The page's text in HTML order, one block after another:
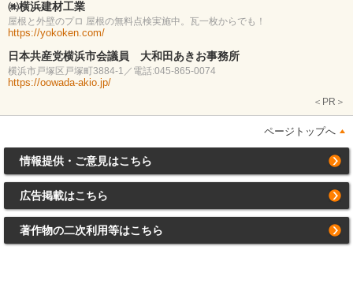
㈱横浜建材工業
屋根と外壁のプロ 屋根の無料点検実施中。瓦一枚からでも！
https://yokoken.com/
日本共産党横浜市会議員 大和田あきお事務所
横浜市戸塚区戸塚町3884-1／電話:045-865-0074
https://oowada-akio.jp/
＜PR＞
ページトップへ
情報提供・ご意見はこちら
広告掲載はこちら
著作物の二次利用等はこちら